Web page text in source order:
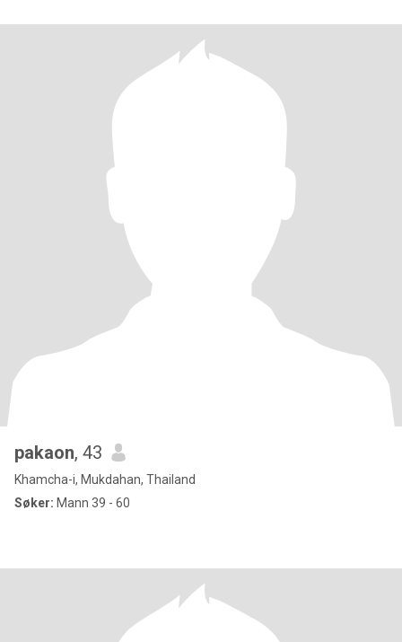
pakaon, 43
Khamcha-i, Mukdahan, Thailand
Søker: Mann 39 - 60